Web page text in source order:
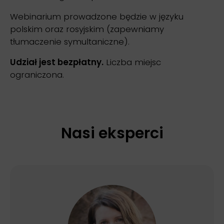
Webinarium prowadzone będzie w języku
polskim oraz rosyjskim (zapewniamy
tłumaczenie symultaniczne).
Udział jest bezpłatny. Liczba miejsc
ograniczona.
Nasi eksperci